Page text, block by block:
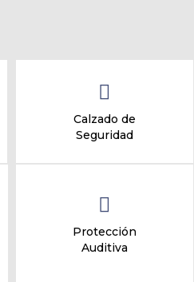
Calzado de
Seguridad
Protección
Auditiva